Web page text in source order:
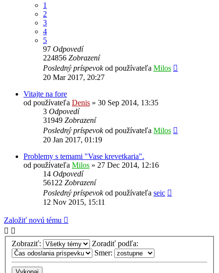
1
2
3
4
5
97 Odpovedí
224856 Zobrazení
Posledný príspevokod používateľa Milos
20 Mar 2017, 20:27
Vitajte na fore
od používateľa Denis » 30 Sep 2014, 13:35
3 Odpovedí
31949 Zobrazení
Posledný príspevokod používateľa Milos
20 Jan 2017, 01:19
Problemy s temami "Vase krevetkaria".
od používateľa Milos » 27 Dec 2014, 12:16
14 Odpovedí
56122 Zobrazení
Posledný príspevokod používateľa seic
12 Nov 2015, 15:11
Založiť novú tému
Zobraziť:
Zoradiť podľa:
Smer: